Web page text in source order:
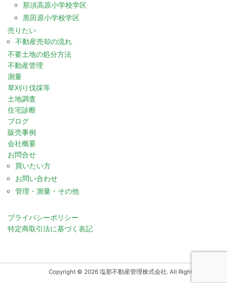
那須高原小学校学区
黒田原小学校学区
売りたい
不動産売却の流れ
不要土地の処分方法
不動産管理
測量
草刈り伐採等
土地調査
住宅診断
ブログ
販売事例
会社概要
お問合せ
買いたい方
お問い合わせ
管理・測量・その他
プライバシーポリシー
特定商取引法に基づく表記
Copyright © 2026 塩那不動産管理株式会社. All Rights Reserved.